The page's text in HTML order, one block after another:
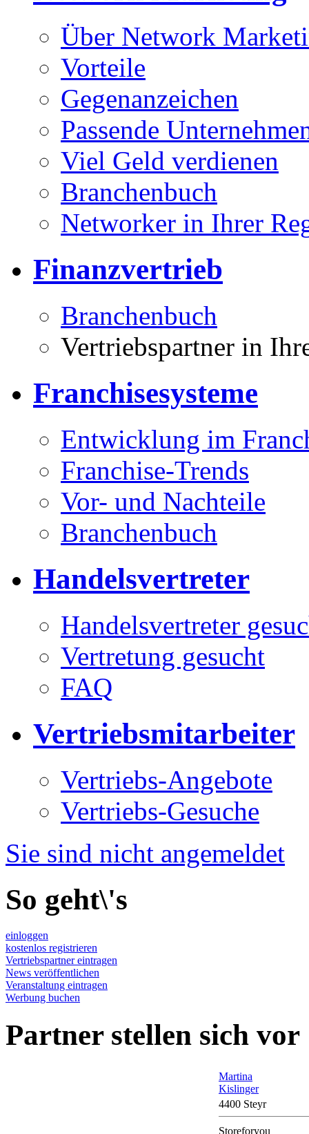
Über Network
Vorteile
Gegenanzeichen
Passende
Viel Geld verdienen
Branchenbuch
Networker in Ihrer
Finanzvertrieb
Branchenbuch
Vertriebspartner in
Franchisesysteme
Entwicklung im
Franchise-Trends
Vor- und Nachteile
Branchenbuch
Handelsvertreter
Handelsvertreter
Vertretung gesucht
FAQ
Vertriebsmitarbeiter
Vertriebs-Angebote
Vertriebs-Gesuche
Sie sind nicht angemeldet
So geht\'s
einloggen
kostenlos registrieren
Vertriebspartner eintragen
News veröffentlichen
Veranstaltung eintragen
Werbung buchen
Partner stellen sich vor
Martina
Kislinger
4400 Steyr
Storeforyou